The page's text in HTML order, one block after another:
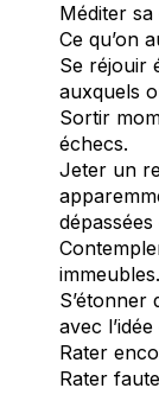
Méditer sa
Ce qu’on
Se réjouir
auxquels
Sortir
échecs.
Jeter un
S’étonner
avec
Rater
Rater